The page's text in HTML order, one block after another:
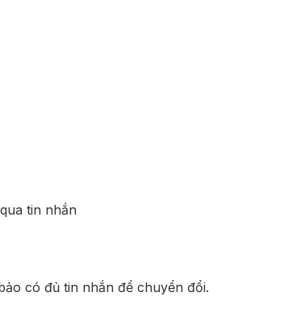
tin nhắn
có đủ tin nhắn để chuyển đổi.